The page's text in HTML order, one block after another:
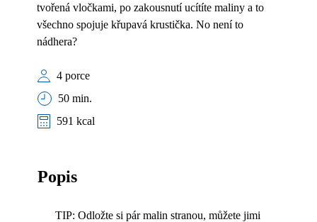
tvořená vločkami, po zakousnutí ucítíte maliny a to
všechno spojuje křupavá krustička. No není to
nádhera?
4 porce
50 min.
591 kcal
Popis
TIP: Odložte si pár malin stranou, můžete jimi